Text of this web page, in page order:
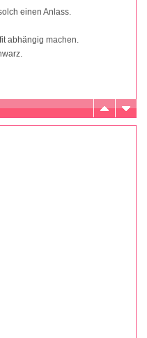
einen Anlass.
abhängig machen.